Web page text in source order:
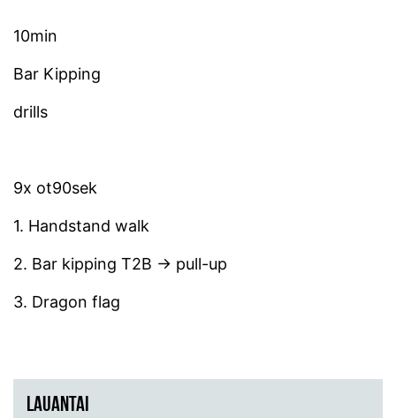
10min
Bar Kipping
drills
9x ot90sek
1. Handstand walk
2. Bar kipping T2B -> pull-up
3. Dragon flag
LAUANTAI